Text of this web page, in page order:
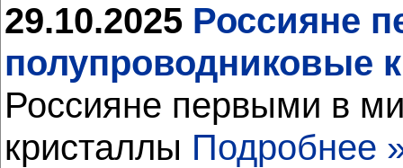
29.10.2025 Россияне
полупроводниковые
Россияне первыми в
кристаллы Подробнее